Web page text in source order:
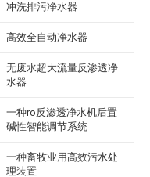
冲洗排污净水器
高效全自动净水器
无废水超大流量反渗透净
水器
一种ro反渗透净水机后置
碱性智能调节系统
一种畜牧业用高效污水处
理装置